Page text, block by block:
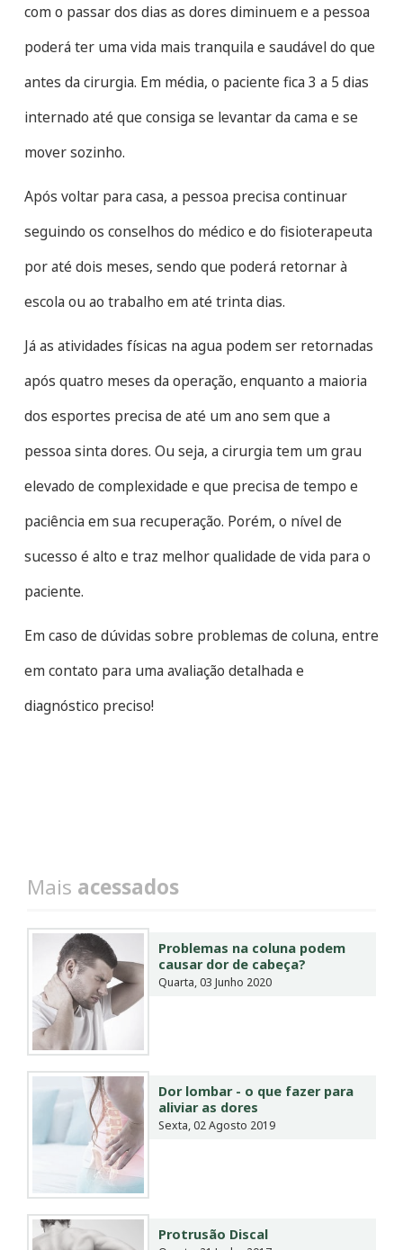
com o passar dos dias as dores diminuem e a pessoa
poderá ter uma vida mais tranquila e saudável do que
antes da cirurgia. Em média, o paciente fica 3 a 5 dias
internado até que consiga se levantar da cama e se
mover sozinho.
Após voltar para casa, a pessoa precisa continuar
seguindo os conselhos do médico e do fisioterapeuta
por até dois meses, sendo que poderá retornar à
escola ou ao trabalho em até trinta dias.
Já as atividades físicas na agua podem ser retornadas
após quatro meses da operação, enquanto a maioria
dos esportes precisa de até um ano sem que a
pessoa sinta dores. Ou seja, a cirurgia tem um grau
elevado de complexidade e que precisa de tempo e
paciência em sua recuperação. Porém, o nível de
sucesso é alto e traz melhor qualidade de vida para o
paciente.
Em caso de dúvidas sobre problemas de coluna, entre
em contato para uma avaliação detalhada e
diagnóstico preciso!
Mais acessados
Problemas na coluna podem
causar dor de cabeça?
Quarta, 03 Junho 2020
Dor lombar - o que fazer para
aliviar as dores
Sexta, 02 Agosto 2019
Protrusão Discal